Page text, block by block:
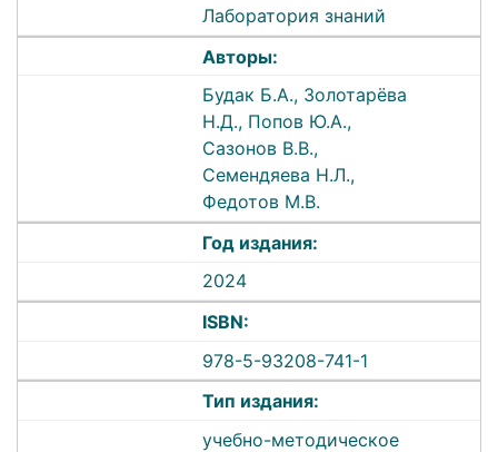
Лаборатория знаний
Авторы:
Будак Б.А., Золотарёва
Н.Д., Попов Ю.А.,
Сазонов В.В.,
Семендяева Н.Л.,
Федотов М.В.
Год издания:
2024
ISBN:
978-5-93208-741-1
Тип издания:
учебно-методическое